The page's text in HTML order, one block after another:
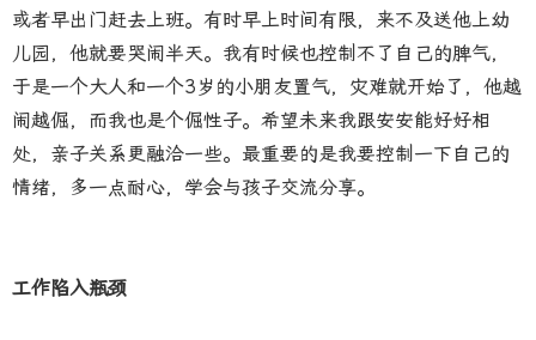
或者早出门赶去上班。有时早上时间有限，来不及送他上幼
儿园，他就要哭闹半天。我有时候也控制不了自己的脾气，
于是一个大人和一个3岁的小朋友置气，灾难就开始了，他越
闹越倔，而我也是个倔性子。希望未来我跟安安能好好相
处，亲子关系更融洽一些。最重要的是我要控制一下自己的
情绪，多一点耐心，学会与孩子交流分享。
工作陷入瓶颈